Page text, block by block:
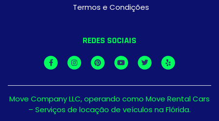
Termos e Condições
REDES SOCIAIS
Move Company LLC, operando como Move Rental Cars
– Serviços de locação de veículos na Flórida.